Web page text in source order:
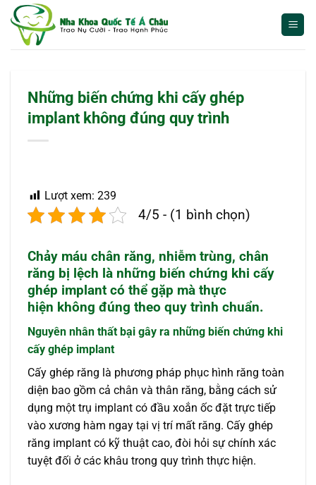
qua
Những biến chứng khi cấy ghép
implant không đúng quy trình
Lượt xem: 239
4/5 - (1 bình chọn)
Chảy máu chân răng, nhiễm trùng, chân
răng bị lệch là những biến chứng khi cấy
ghép implant có thể gặp mà thực
hiện không đúng theo quy trình chuẩn.
Nguyên nhân thất bại gây ra những biến chứng khi
cấy ghép implant
Cấy ghép răng là phương pháp phục hình răng toàn
diện bao gồm cả chân và thân răng, bằng cách sử
dụng một trụ implant có đầu xoắn ốc đặt trực tiếp
vào xương hàm ngay tại vị trí mất răng. Cấy ghép
răng implant có kỹ thuật cao, đòi hỏi sự chính xác
tuyệt đối ở các khâu trong quy trình thực hiện.